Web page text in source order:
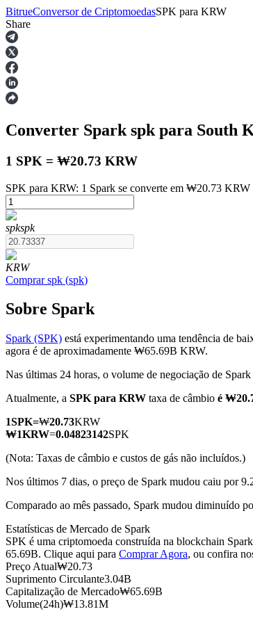
Futuros
Futuros de USDT
Futuros usando USDT como garantia
Futuros COIN-M
Futuros de criptomoeda
BitrueConversor de CriptomoedasSPK para KRW
Share
Converter Spark spk para South
1 SPK = ₩20.73 KRW
SPK para KRW: 1 Spark se converte em ₩20.73
spkspk
KRW
Comprar spk (spk)
Sobre Spark
Spark (SPK) está experimentando uma tendência de
agora é de aproximadamente ₩65.69B KRW.
Nas últimas 24 horas, o volume de negociação de
Atualmente, a SPK para KRW taxa de câmbio é
1SPK=₩20.73KRW
₩1KRW=0.04823142SPK
(Nota: Taxas de câmbio e custos de gás não incluídos.)
Nos últimos 7 dias, o preço de Spark mudou caiu por
Comparado ao mês passado, Spark mudou diminuído
Estatísticas de Mercado de Spark
SPK é uma criptomoeda construída na blockchain
65.69B. Clique aqui para Comprar Agora, ou confira
Preço Atual₩20.73
Suprimento Circulante3.04B
Capitalização de Mercado₩65.69B
Volume(24h)₩13.81M